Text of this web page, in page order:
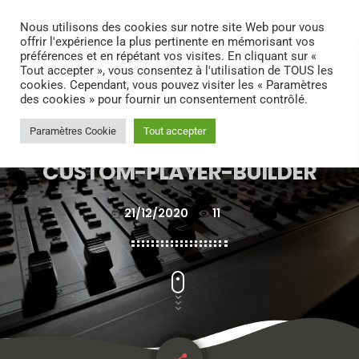
search menu
CUSTOM-PLAYER-BUILDER
today 21/12/2020 11
Nous utilisons des cookies sur notre site Web pour vous
offrir l'expérience la plus pertinente en mémorisant vos
préférences et en répétant vos visites. En cliquant sur «
Tout accepter », vous consentez à l'utilisation de TOUS les
cookies. Cependant, vous pouvez visiter les « Paramètres
des cookies » pour fournir un consentement contrôlé.
Paramètres Cookie Tout accepter